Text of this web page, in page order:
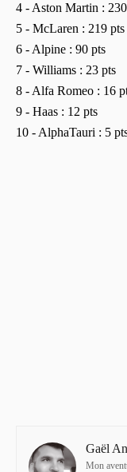
4 - Aston Martin :
5 - McLaren : 219 pts
6 - Alpine : 90 pts
7 - Williams : 23 pts
8 - Alfa Romeo : 16
9 - Haas : 12 pts
10 - AlphaTauri : 5
Gaël
Mon